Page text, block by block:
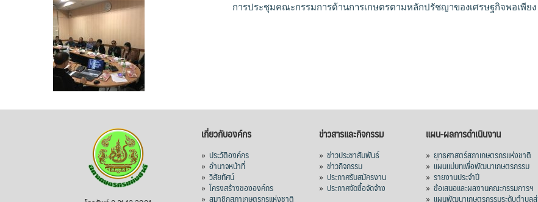
การประชุมคณะกรรมการด้านการเกษตรตามหลักปรัชญาของเศรษฐกิจพอเพียง
เกี่ยวกับองค์กร
»ประวัติองค์กร
»อำนาจหน้าที่
»วิสัยทัศน์
»โครงสร้างขององค์กร
»สมาชิกสภาเกษตรกรแห่งชาติ
ข่าวสารและกิจกรรม
»ข่าวประชาสัมพันธ์
»ข่าวกิจกรรม
»ประกาศรับสมัครงาน
»ประกาศจัดซื้อจัดจ้าง
แผน-ผลการดำเนินงาน
» ยุทธศาสตร์สภาเกษตรกรแห่งชาติ
» แผนแม่บทเพื่อพัฒนาเกษตรกรรม
» รายงานประจำปี
» ข้อเสนอและผลงานคณะกรรมการฯ
» แผนพัฒนาเกษตรกรรมระดับตำบลสู่